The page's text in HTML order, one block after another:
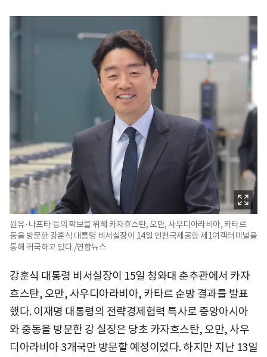
원유·나프타 등의 확보를 위해 카자흐스탄, 오만, 사우디아라비아, 카타르
등을 방문한 강훈식 대통령 비서실장이 14일 인천국제공항 제1여객터미널을
통해 귀국하고 있다./연합뉴스
강훈식 대통령 비서실장이 15일 청와대 춘추관에서 카자
흐스탄, 오만, 사우디아라비아, 카타르 순방 결과를 발표
했다. 이재명 대통령의 전략경제협력 특사로 중앙아시아
와 중동을 방문한 강 실장은 당초 카자흐스탄, 오만, 사우
디아라비아 3개국만 방문할 예정이었다. 하지만 지난 13일